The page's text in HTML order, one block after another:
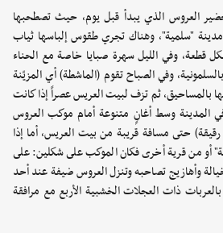
العروس الذي يبدأ قبل يوم، حيث تصطحبها
"سلمية"، وهناك تجري طقوس إلباسها ثياب
قطعة، وفي الليل سهرة صبايا خاصة مع الحناء
وفي الصباح تقوم (الماشطة) أي المزيّنة
بالمساحيق، ثم تزف لبيت العريس عصراً إذا كانت
المدينة وسط أغانٍ متنوعة أمام موكب العروس
حتى مسافة قريبة من بيت العريس، أما إذا
أو من قرية أخرى فكان الموكب على شكلين: على
وأهازيج تصاحبه وتنزل العروس ضيفة عند أحد
ذات العجلات الخشبية الأربع مع مرافقة